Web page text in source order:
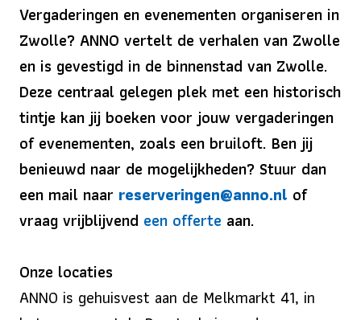
Vergaderingen en evenementen organiseren in
Zwolle? ANNO vertelt de verhalen van Zwolle
en is gevestigd in de binnenstad van Zwolle.
Deze centraal gelegen plek met een historisch
tintje kan jij boeken voor jouw vergaderingen
of evenementen, zoals een bruiloft. Ben jij
benieuwd naar de mogelijkheden? Stuur dan
een mail naar reserveringen@anno.nl of
vraag vrijblijvend een offerte aan.
Onze locaties
ANNO is gehuisvest aan de Melkmarkt 41, in